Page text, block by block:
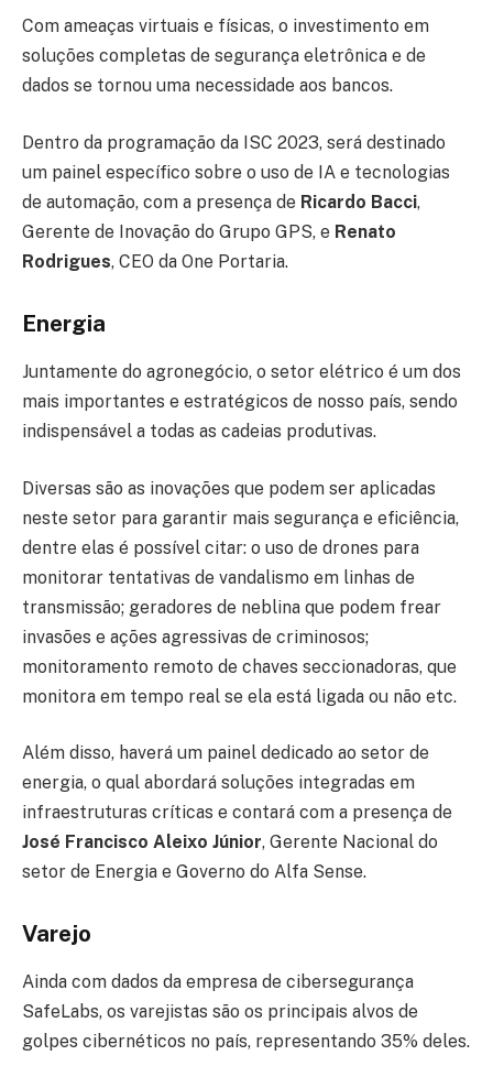
Com ameaças virtuais e físicas, o investimento em
soluções completas de segurança eletrônica e de
dados se tornou uma necessidade aos bancos.
Dentro da programação da ISC 2023, será destinado
um painel específico sobre o uso de IA e tecnologias
de automação, com a presença de Ricardo Bacci,
Gerente de Inovação do Grupo GPS, e Renato
Rodrigues, CEO da One Portaria.
Energia
Juntamente do agronegócio, o setor elétrico é um dos
mais importantes e estratégicos de nosso país, sendo
indispensável a todas as cadeias produtivas.
Diversas são as inovações que podem ser aplicadas
neste setor para garantir mais segurança e eficiência,
dentre elas é possível citar: o uso de drones para
monitorar tentativas de vandalismo em linhas de
transmissão; geradores de neblina que podem frear
invasões e ações agressivas de criminosos;
monitoramento remoto de chaves seccionadoras, que
monitora em tempo real se ela está ligada ou não etc.
Além disso, haverá um painel dedicado ao setor de
energia, o qual abordará soluções integradas em
infraestruturas críticas e contará com a presença de
José Francisco Aleixo Júnior, Gerente Nacional do
setor de Energia e Governo do Alfa Sense.
Varejo
Ainda com dados da empresa de cibersegurança
SafeLabs, os varejistas são os principais alvos de
golpes cibernéticos no país, representando 35% deles.